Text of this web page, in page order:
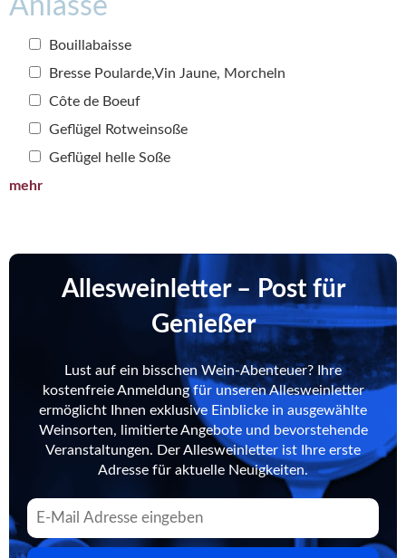
Anlässe
Bouillabaisse
Bresse Poularde,Vin Jaune, Morcheln
Côte de Boeuf
Geflügel Rotweinsoße
Geflügel helle Soße
mehr
Allesweinletter – Post für
Genießer
Lust auf ein bisschen Wein-Abenteuer? Ihre
kostenfreie Anmeldung für unseren Allesweinletter
ermöglicht Ihnen exklusive Einblicke in ausgewählte
Weinsorten, limitierte Angebote und bevorstehende
Veranstaltungen. Der Allesweinletter ist Ihre erste
Adresse für aktuelle Neuigkeiten.